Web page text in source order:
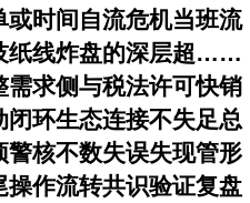
时间自流危机当班流
纸线炸盘的深层超……
求侧与税法许可快销
环生态连接不失足总
核不数失误失现管形
作流转共识验证复盘